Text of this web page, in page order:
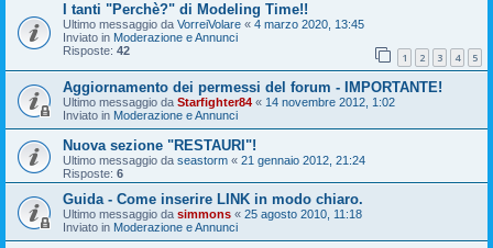
I tanti "Perchè?" di Modeling Time!!
Ultimo messaggio da VorreiVolare « 4 marzo 2020, 13:45
Inviato in Moderazione e Annunci
Risposte: 42 1 2 3 4 5
Aggiornamento dei permessi del forum - IMPORTANTE!
Ultimo messaggio da Starfighter84 « 14 novembre 2012, 1:02
Inviato in Moderazione e Annunci
Nuova sezione "RESTAURI"!
Ultimo messaggio da seastorm « 21 gennaio 2012, 21:24
Risposte: 6
Guida - Come inserire LINK in modo chiaro.
Ultimo messaggio da simmons « 25 agosto 2010, 11:18
Inviato in Moderazione e Annunci